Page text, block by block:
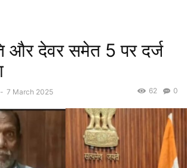
और देवर समेत 5 पर दर्ज
- 7 March 2025 0
62